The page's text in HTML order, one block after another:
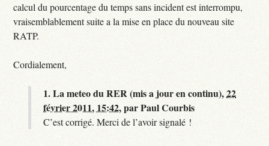
calcul du pourcentage du temps sans incident est interrompu,
vraisemblablement suite a la mise en place du nouveau site
RATP.
Cordialement,
1.La meteo du RER (mis a jour en continu),22
février 2011, 15:42,parPaul Courbis
C’est corrigé. Merci de l’avoir signalé !